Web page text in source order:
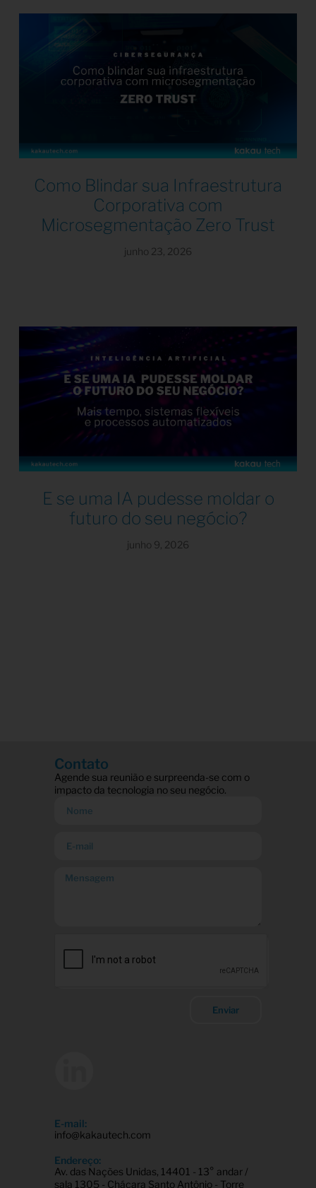
Como Blindar sua Infraestrutura
Corporativa com
Microsegmentação Zero Trust
junho 23, 2026
E se uma IA pudesse moldar o
futuro do seu negócio?
junho 9, 2026
Contato
Agende sua reunião e surpreenda-se com o
impacto da tecnologia no seu negócio.
Enviar
E-mail:
info@kakautech.com
Endereço:
Av. das Nações Unidas, 14401 - 13° andar /
sala 1305 - Chácara Santo Antônio - Torre